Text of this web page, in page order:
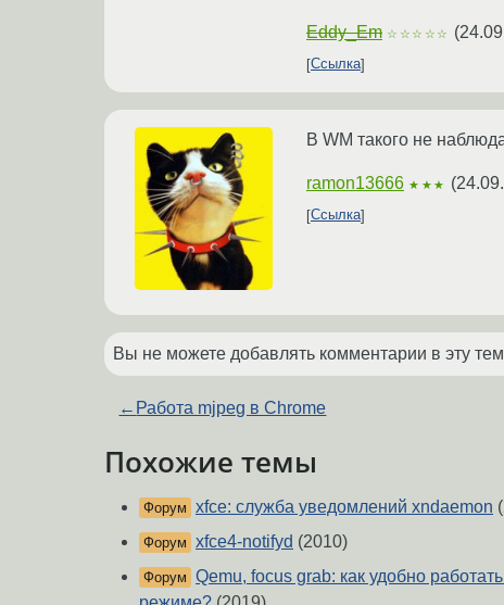
Eddy_Em ☆☆☆☆☆ (
Ссылка
В WM такого не
ramon13666 ★★★ (
Ссылка
Вы не можете добавлять комментарии в эту
← Работа mjpeg в Chrome
Похожие темы
Форум xfce: служба уведомлений xndaemon
Форум xfce4-notifyd (2010)
Форум Qemu, focus grab: как удобно